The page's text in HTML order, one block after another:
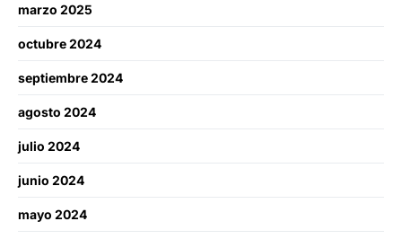
marzo 2025
octubre 2024
septiembre 2024
agosto 2024
julio 2024
junio 2024
mayo 2024